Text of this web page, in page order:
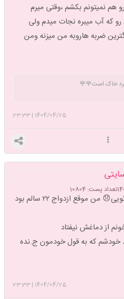
هم نمیتونم بکشم ،وقتی میرم
که آب میبره نجات میدم ولی
ضربه هاروبه من میزنه ومن
خاک است🌹🌹
1404/04/25
|
23:33
تعداد پست: 10804
پیش رفیقاش میرفت از من بدگویی😞 من موقع ازدواج ۲۲ سالم بود
از دماغش نیفتاد
خودشم که به قول خودمون ج.نده
1404/04/25
|
23:33